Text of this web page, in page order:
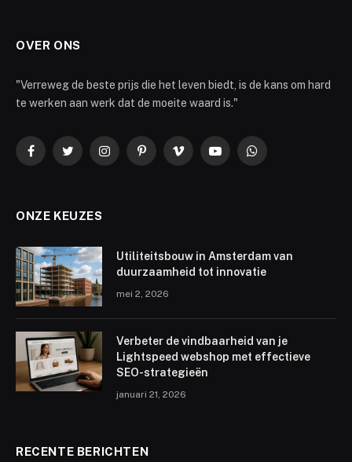
OVER ONS
"Verreweg de beste prijs die het leven biedt, is de kans om hard
te werken aan werk dat de moeite waard is."
FacebookTwitterInstagramPinterestVimeo YouTubeWhatsApp
ONZE KEUZES
Utiliteitsbouw in Amsterdam van
duurzaamheid tot innovatie
mei 2, 2026
Verbeter de vindbaarheid van je
Lightspeed webshop met effectieve
SEO-strategieën
januari 21, 2026
RECENTE BERICHTEN